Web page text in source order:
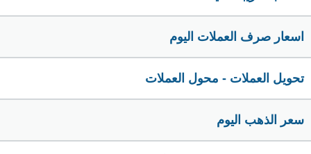
اسعار صرف العملات اليوم
تحويل العملات - محول العملات
سعر الذهب اليوم